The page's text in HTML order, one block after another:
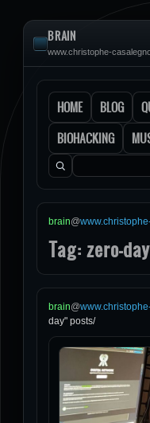
BRAIN
www.christophe-
HOME BLOG
BIOHACKING
Rechercher :
brain@
Tag: zero-day
brain@
day" posts/